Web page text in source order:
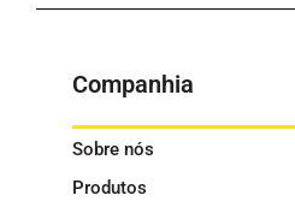
Companhia
Sobre nós
Produtos